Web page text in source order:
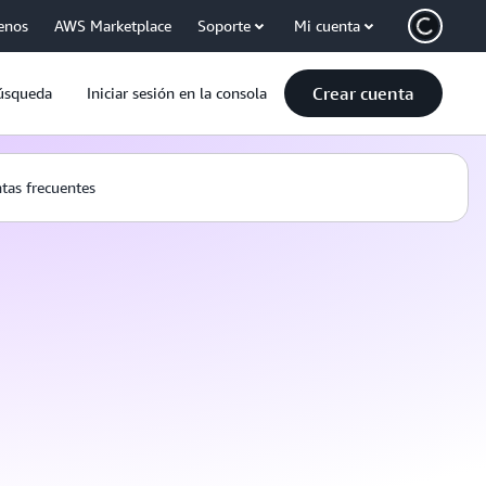
AWS Marketplace Soporte Mi cuenta
Iniciar sesión en la consola Crear cuenta
frecuentes